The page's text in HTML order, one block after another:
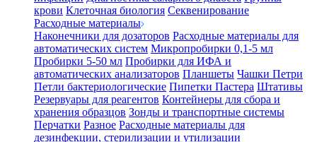
крови Клеточная биология Секвенирование
Расходные материалы
Наконечники для дозаторов Расходные материалы для
автоматических систем Микропробирки 0,1-5 мл
Пробирки 5-50 мл Пробирки для ИФА и
автоматических анализаторов Планшеты Чашки Петри
Петли бактериологические Пипетки Пастера Штативы
Резервуары для реагентов Контейнеры для сбора и
хранения образцов Зонды и транспортные системы
Перчатки Разное Расходные материалы для
дезинфекции, стерилизации и утилизации